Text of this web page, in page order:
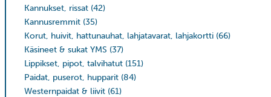
Kannukset, rissat (42)
Kannusremmit (35)
Korut, huivit, hattunauhat, lahjatavarat, lahjakortti (66)
Käsineet & sukat YMS (37)
Lippikset, pipot, talvihatut (151)
Paidat, puserot, hupparit (84)
Westernpaidat & liivit (61)